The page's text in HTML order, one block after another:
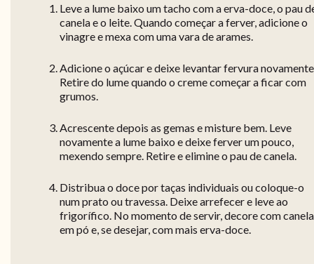
Leve a lume baixo um tacho com a erva-doce, o pau
canela e o leite. Quando começar a ferver, adicione o
vinagre e mexa com uma vara de arames.
Adicione o açúcar e deixe levantar fervura
Retire do lume quando o creme começar a ficar com
grumos.
Acrescente depois as gemas e misture bem. Leve
novamente a lume baixo e deixe ferver um pouco,
mexendo sempre. Retire e elimine o pau de canela.
Distribua o doce por taças individuais ou coloque-o
num prato ou travessa. Deixe arrefecer e leve ao
frigorífico. No momento de servir, decore com canela
em pó e, se desejar, com mais erva-doce.